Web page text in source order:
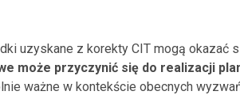
uzyskane z korekty CIT mogą okazać
może przyczynić się do realizacji
ważne w kontekście obecnych